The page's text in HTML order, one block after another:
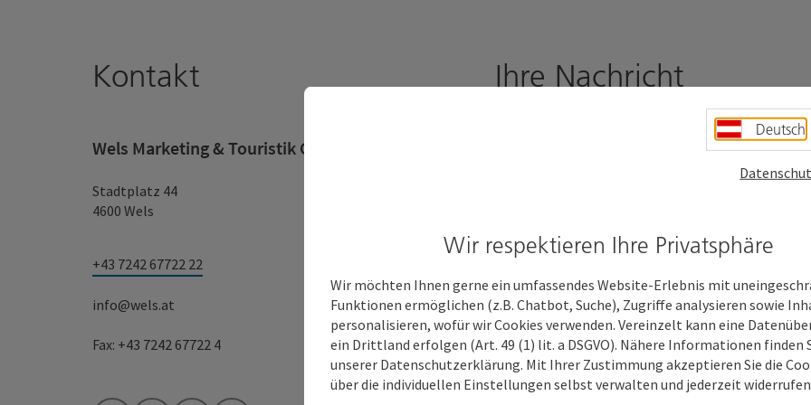
Kontakt
Wels Marketing & Touristik GmbH
Stadtplatz 44
4600 Wels
+43 7242 67722 22
info@wels.at
Fax: +43 7242 67722 4
Ihre Nachricht
Zum Schutz vor Spam wird Google
personenbezogene Daten (z. B. die IP-
Deutsch
Wir respektieren Ihre Privatsphäre
Wir möchten Ihnen gerne ein umfassendes Website-Erlebnis mit
Funktionen ermöglichen (z.B. Chatbot, Suche), Zugriffe analysieren sowie
personalisieren, wofür wir Cookies verwenden. Vereinzelt kann eine
ein Drittland erfolgen (Art. 49 (1) lit. a DSGVO). Nähere Informationen finden
unserer Datenschutzerklärung. Mit Ihrer Zustimmung akzeptieren Sie die
über die individuellen Einstellungen selbst verwalten und jederzeit